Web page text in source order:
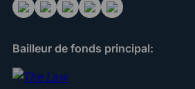
Bailleur de fonds principal: